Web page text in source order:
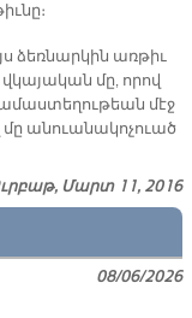
ձեռ­նար­կին առ­թիւ
վկա­յա­կան մը, ո­րով
մէջ
ա­նուա­նա­կո­չուած
Մարտ 11, 2016
08/06/2026